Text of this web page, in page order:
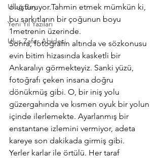
Uluğ Bey
Yeni Yıl Yazıları
Ulus Zafer Abidesi
oluşturuyor.Tahmin etmek mümkün ki,
bu sarkıtların bir çoğunun boyu
1metrenin üzerinde.
Sonra, fotoğrafın altında ve sözkonusu
evin bitim hizasında kasketli bir
Ankaralıyı görmekteyiz. Sanki yüzü,
fotoğrafı çeken insana doğru
dönükmüş gibi. O, bir iniş yolu
güzergahında ve kısmen oyuk bir yolun
içinde ilerlemekte. Ayarlanmış bir
enstantane izlemini vermiyor, adeta
kareye son dakikada girmiş gibi.
Yerler karlar ile örtülü. Her taraf